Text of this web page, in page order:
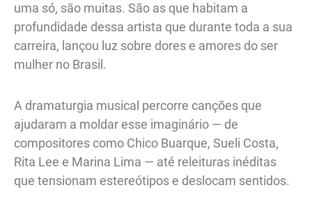
uma só, são muitas. São as que habitam a
profundidade dessa artista que durante toda a sua
carreira, lançou luz sobre dores e amores do ser
mulher no Brasil.
A dramaturgia musical percorre canções que
ajudaram a moldar esse imaginário — de
compositores como Chico Buarque, Sueli Costa,
Rita Lee e Marina Lima — até releituras inéditas
que tensionam estereótipos e deslocam sentidos.